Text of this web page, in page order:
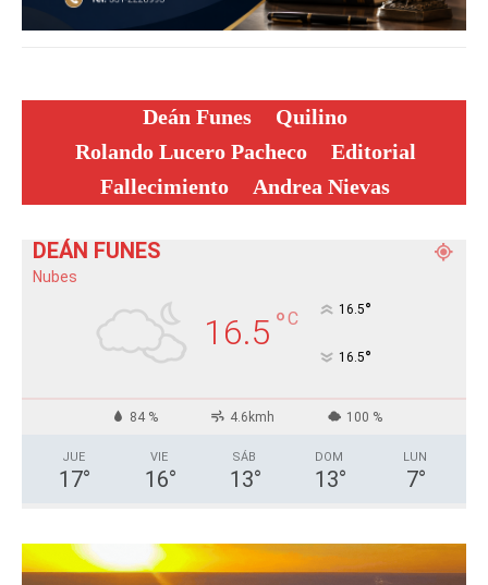
Deán Funes
Quilino
Rolando Lucero Pacheco
Editorial
Fallecimiento
Andrea Nievas
DEÁN FUNES
Nubes
16.5 °C 16.5°
16.5°
84 % 4.6kmh 100 %
JUE
17°
VIE
16°
SÁB
13°
DOM
13°
LUN
7°